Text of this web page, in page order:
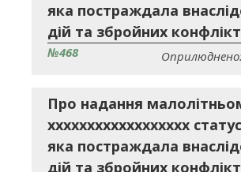
яка постраждала
дій та збройних
№468
Про надання
хххххххххххххххххх
яка постраждала
дій та збройних